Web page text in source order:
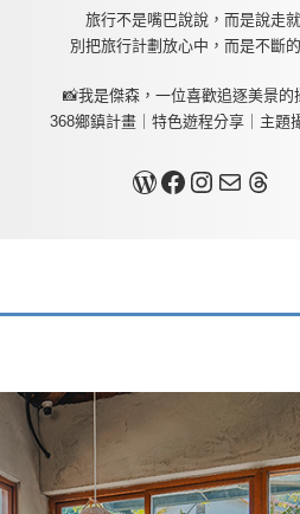
旅行不是嘴巴說說，而是說走
別把旅行計劃放心中，而是不斷
📸我是傑森，一位喜歡追逐美景的
368鄉鎮計畫｜特色遊程分享｜主題
關於我Facebook InstagramMail Threads